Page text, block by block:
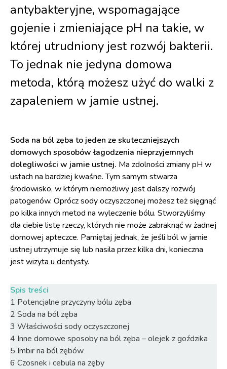
antybakteryjne, wspomagające
gojenie i zmieniające pH na takie, w
której utrudniony jest rozwój bakterii.
To jednak nie jedyna domowa
metoda, którą możesz użyć do walki z
zapaleniem w jamie ustnej.
Soda na ból zęba to jeden ze skuteczniejszych
domowych sposobów łagodzenia nieprzyjemnych
dolegliwości w jamie ustnej. Ma zdolności zmiany pH w
ustach na bardziej kwaśne. Tym samym stwarza
środowisko, w którym niemożliwy jest dalszy rozwój
patogenów. Oprócz sody oczyszczonej możesz też sięgnąć
po kilka innych metod na wyleczenie bólu. Stworzyliśmy
dla ciebie listę rzeczy, których nie może zabraknąć w żadnej
domowej apteczce. Pamiętaj jednak, że jeśli ból w jamie
ustnej utrzymuje się lub nasila przez kilka dni, konieczna
jestwizyta u dentysty.
Spis treści
1 Potencjalne przyczyny bólu zęba
2 Soda na ból zęba
3 Właściwości sody oczyszczonej
4 Inne domowe sposoby na ból zęba – olejek z goździka
5 Imbir na ból zębów
6 Czosnek i cebula na zęby